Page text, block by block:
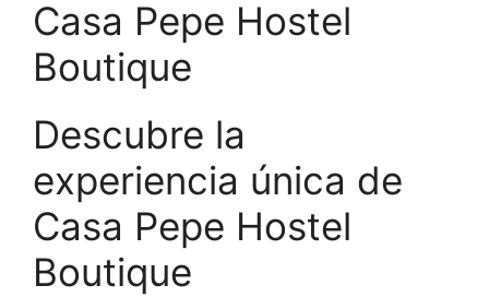
Casa Pepe Hostel
Boutique
Descubre la
experiencia única de
Casa Pepe Hostel
Boutique